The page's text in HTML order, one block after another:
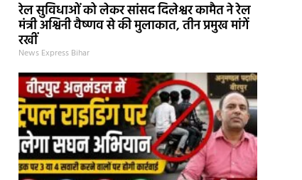
रेल सुविधाओं को लेकर सांसद दिलेश्वर कामैत ने रेल
मंत्री अश्विनी वैष्णव से की मुलाकात, तीन प्रमुख मांगें
रखीं
News Express Bihar